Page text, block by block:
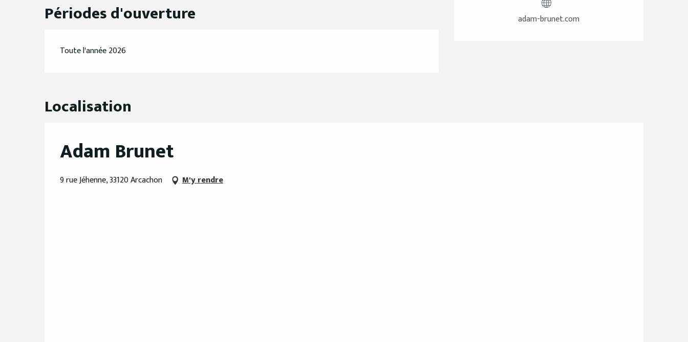
adam-brunet.com
Périodes d'ouverture
Toute l'année 2026
Localisation
Adam Brunet
9 rue Jéhenne, 33120 Arcachon M'y rendre